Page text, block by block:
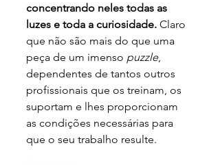
concentrando neles todas as
luzes e toda a curiosidade. Claro
que não são mais do que uma
peça de um imenso puzzle,
dependentes de tantos outros
profissionais que os treinam, os
suportam e lhes proporcionam
as condições necessárias para
que o seu trabalho resulte.